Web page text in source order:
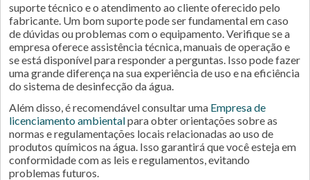
suporte técnico e o atendimento ao cliente oferecido pelo
fabricante. Um bom suporte pode ser fundamental em caso
de dúvidas ou problemas com o equipamento. Verifique se a
empresa oferece assistência técnica, manuais de operação e
se está disponível para responder a perguntas. Isso pode fazer
uma grande diferença na sua experiência de uso e na eficiência
do sistema de desinfecção da água.
Além disso, é recomendável consultar uma Empresa de
licenciamento ambientalpara obter orientações sobre as
normas e regulamentações locais relacionadas ao uso de
produtos químicos na água. Isso garantirá que você esteja em
conformidade com as leis e regulamentos, evitando
problemas futuros.